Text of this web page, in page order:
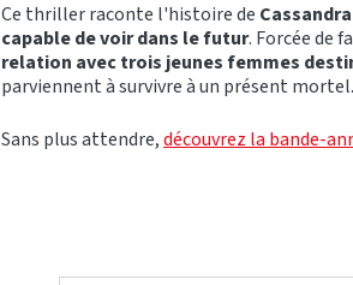
Ce thriller raconte l'histoire de
capable de voir dans le futur. Forcée de
relation avec trois jeunes femmes
parviennent à survivre à un présent mortel.
Sans plus attendre,découvrez la bande-